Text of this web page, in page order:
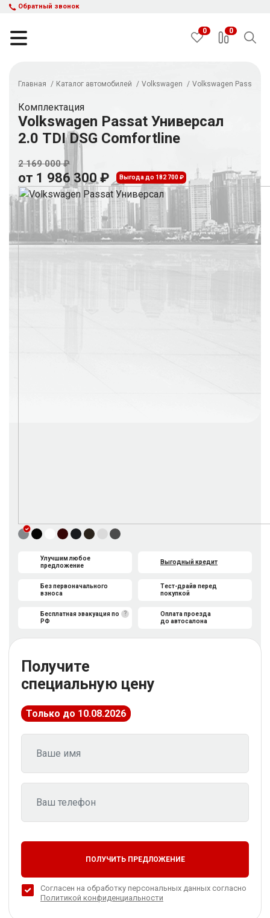
Обратный звонок
НАЙТИ
Кредит и рассрочка
Акции
Такси в кредит
Подбор авто
Спецпредложения
Каталог автомобилей
Авто с пробегом
0 0
Главная Каталог автомобилей Volkswagen Volkswagen Passat
Комплектация
Volkswagen Passat Универсал
2.0 TDI DSG Comfortline
2 169 000 ₽
от 1 986 300 ₽ Выгода до 182 700 ₽
Улучшим любое
предложение
Без первоначального
взноса
Выгодный кредит
Тест-драйв перед
покупкой
?
Бесплатная эвакуация по
РФ
Оплата проезда
до автосалона
Получите
специальную цену
Только до 10.08.2026
ПОЛУЧИТЬ ПРЕДЛОЖЕНИЕ
Согласен на обработку персональных данных согласно
Политикой конфиденциальности